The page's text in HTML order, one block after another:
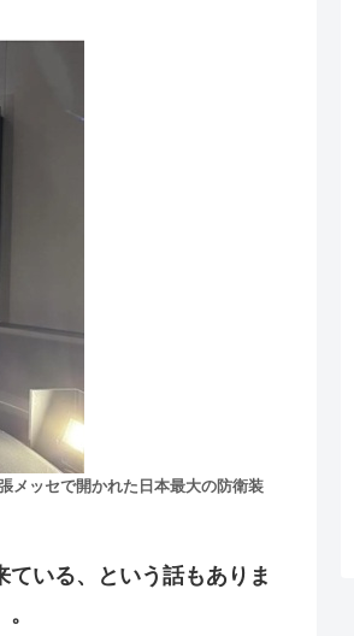
メッセで開かれた日本最大の防衛装
いる、という話もありま
。